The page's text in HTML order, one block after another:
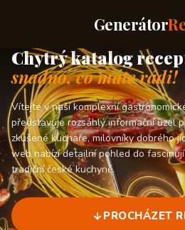
Generátor
Chytrý katalog
snadno, co máte rádi!
Vítejte v naší komplexní
představuje rozsáhlý informační uzel
zkušené kuchaře, milovníky dobrého
web nabízí detailní pohled do
tradiční české kuchyně.
PROCHÁZET